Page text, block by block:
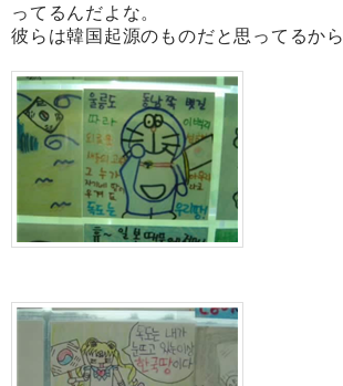
ってるんだよな。
彼らは韓国起源のものだと思ってるから